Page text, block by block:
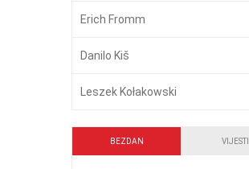
Erich Fromm
Danilo Kiš
Leszek Kołakowski
BEZDAN VIJESTI